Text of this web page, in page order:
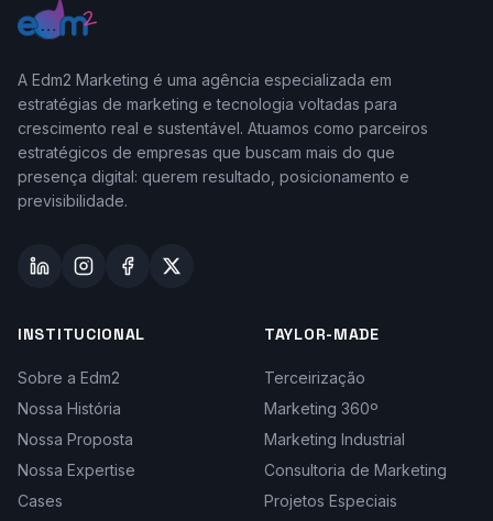
A Edm2 Marketing é uma agência especializada em
estratégias de marketing e tecnologia voltadas para
crescimento real e sustentável. Atuamos como parceiros
estratégicos de empresas que buscam mais do que
presença digital: querem resultado, posicionamento e
previsibilidade.
INSTITUCIONAL
Sobre a Edm2
Nossa História
Nossa Proposta
Nossa Expertise
Cases
TAYLOR-MADE
Terceirização
Marketing 360º
Marketing Industrial
Consultoria de Marketing
Projetos Especiais